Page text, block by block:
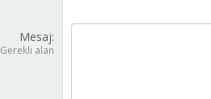
Mesaj
Gerekli alan